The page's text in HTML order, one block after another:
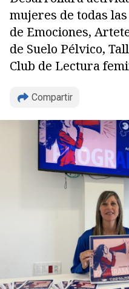
mujeres de todas
de Emociones,
de Suelo Pélvico,
Club de Lectura
Compartir
Copiar